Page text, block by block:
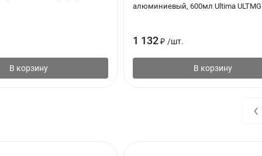
шов под углом 45°.
вниз.
чтобы обеспечить полный контакт с боковой стороной
В корзину
алюминиевый, 600мл Ultima
1 132 ₽ /шт.
В корзину
‹